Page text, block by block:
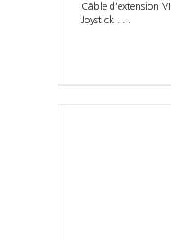
Câble d'extension
Joystick . . .